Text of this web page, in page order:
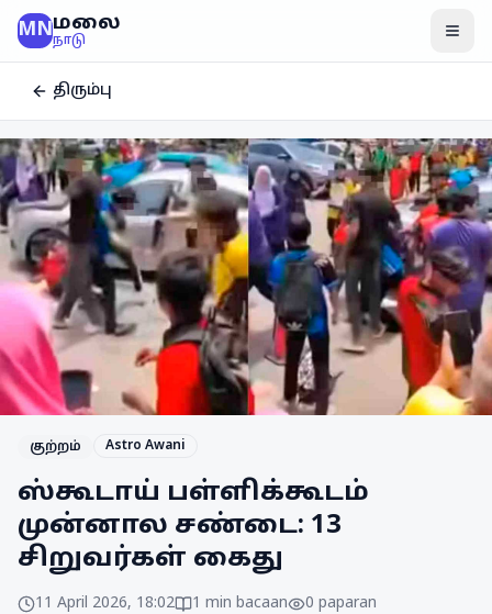
MNமலை
நாடு
திரும்பு
குற்றம் Astro Awani
ஸ்கூடாய் பள்ளிக்கூடம்
முன்னால சண்டை: 13
சிறுவர்கள் கைது
11 April 2026, 18:02 1 min bacaan 0 paparan